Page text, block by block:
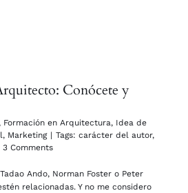
Conócete y
Formación en Arquitectura, Idea de
, Marketing | Tags: carácter del autor,
3 Comments
Ando, Norman Foster o Peter
relacionadas. Y no me considero